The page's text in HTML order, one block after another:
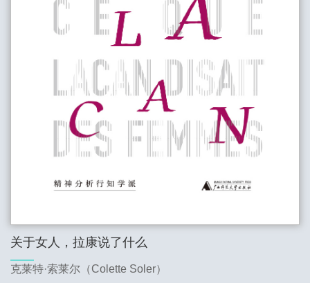
关于女人，拉康说了什么
克莱特·索莱尔（Colette Soler）